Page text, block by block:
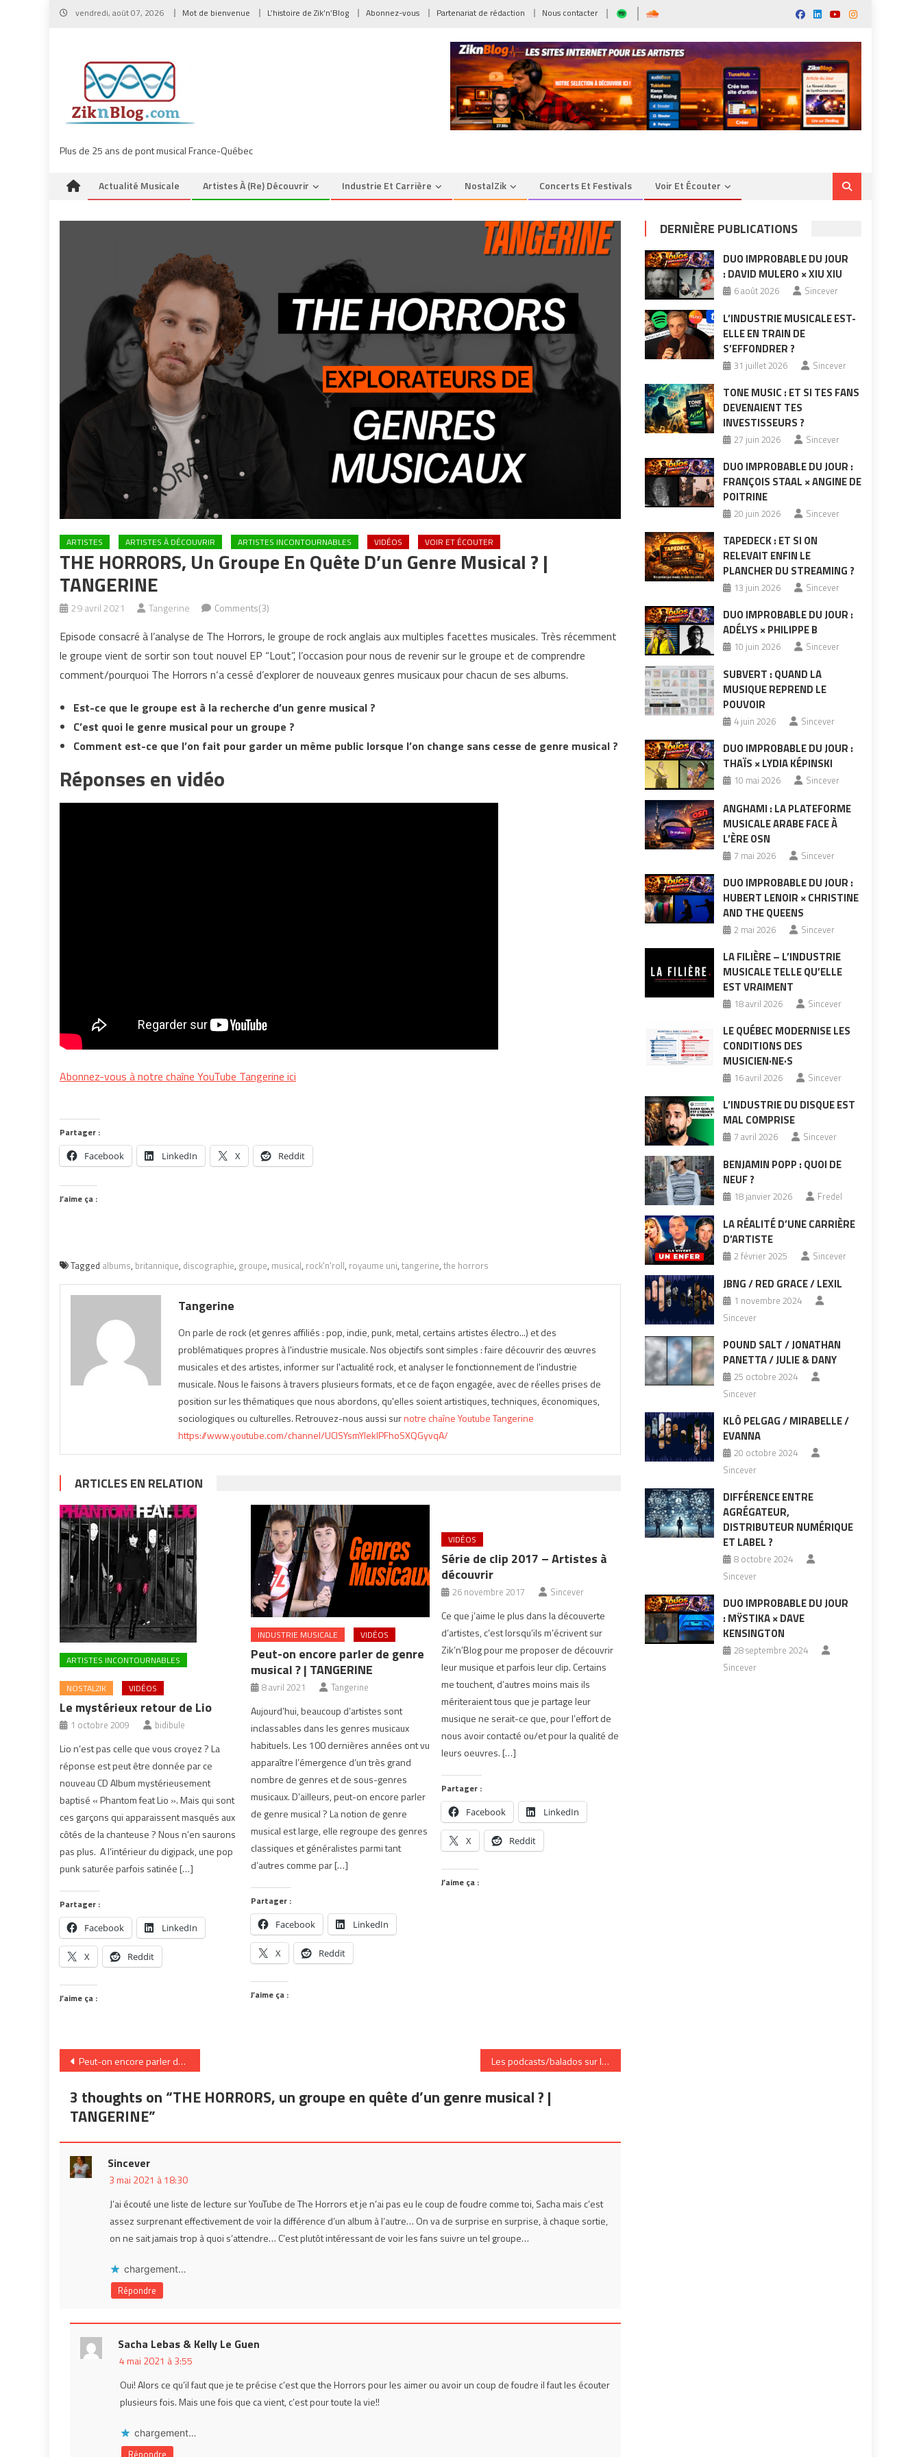
Skip
vendredi, août 07, 2026 Mot de bienvenue L’histoire de Zik’n’Blog Abonnez-vous Partenariat de rédaction Nous contacter
Plus de 25 ans de pont musical France-Québec
Actualité Musicale Artistes À (re) Découvrir Industrie Et Carrière NostalZik Concerts Et Festivals Voir Et Écouter
ARTISTES ARTISTES À DÉCOUVRIR ARTISTES INCONTOURNABLES VIDÉOS VOIR ET ÉCOUTER
THE HORRORS, Un Groupe En Quête D’un Genre Musical ? |
TANGERINE
29 avril 2021 Tangerine Comments(3)
Episode consacré à l’analyse de The Horrors, le groupe de rock anglais aux multiples facettes musicales. Très récemment
le groupe vient de sortir son tout nouvel EP “Lout”, l’occasion pour nous de revenir sur le groupe et de comprendre
comment/pourquoi The Horrors n‘a cessé d’explorer de nouveaux genres musicaux pour chacun de ses albums.
Est-ce que le groupe est à la recherche d’un genre musical ?
C’est quoi le genre musical pour un groupe ?
Comment est-ce que l’on fait pour garder un même public lorsque l’on change sans cesse de genre musical ?
Réponses en vidéo
Abonnez-vous à notre chaîne YouTube Tangerine ici
Partager :
Facebook LinkedIn X Reddit
J’aime ça :
Tagged albums, britannique, discographie, groupe, musical, rock'n'roll, royaume uni, tangerine, the horrors
Tangerine
On parle de rock (et genres affiliés : pop, indie, punk, metal, certains artistes électro...) et des
problématiques propres à l'industrie musicale. Nos objectifs sont simples : faire découvrir des œuvres
musicales et des artistes, informer sur l'actualité rock, et analyser le fonctionnement de l'industrie
musicale. Nous le faisons à travers plusieurs formats, et ce de façon engagée, avec de réelles prises de
position sur les thématiques que nous abordons, qu'elles soient artistiques, techniques, économiques,
sociologiques ou culturelles. Retrouvez-nous aussi surnotre chaîne Youtube Tangerine
https://www.youtube.com/channel/UClSYsmYlekIPFhoSXQGyvqA/
ARTICLES EN RELATION
ARTISTES INCONTOURNABLES
NOSTALZIK VIDÉOS
Le mystérieux retour de Lio
1 octobre 2009 bidibule
Lio n’est pas celle que vous croyez ? La
réponse est peut être donnée par ce
nouveau CD Album mystérieusement
baptisé « Phantom feat Lio ». Mais qui sont
ces garçons qui apparaissent masqués aux
côtés de la chanteuse ? Nous n’en saurons
pas plus. A l’intérieur du digipack, une pop
punk saturée parfois satinée […]
Partager :
Facebook LinkedIn
X Reddit
J’aime ça :
INDUSTRIE MUSICALE VIDÉOS
Peut-on encore parler de genre
musical ? | TANGERINE
8 avril 2021 Tangerine
Aujourd’hui, beaucoup d’artistes sont
inclassables dans les genres musicaux
habituels. Les 100 dernières années ont vu
apparaître l’émergence d’un très grand
nombre de genres et de sous-genres
musicaux. D’ailleurs, peut-on encore parler
de genre musical ? La notion de genre
musical est large, elle regroupe des genres
classiques et généralistes parmi tant
d’autres comme par […]
Partager :
Facebook LinkedIn
X Reddit
J’aime ça :
VIDÉOS
Série de clip 2017 – Artistes à
découvrir
26 novembre 2017 Sincever
Ce que j’aime le plus dans la découverte
d’artistes, c’est lorsqu’ils m’écrivent sur
Zik’n’Blog pour me proposer de découvrir
leur musique et parfois leur clip. Certains
me touchent, d’autres moins mais ils
mériteraient tous que je partage leur
musique ne serait-ce que, pour l’effort de
nous avoir contacté ou/et pour la qualité de
leurs oeuvres. […]
Partager :
Facebook LinkedIn
X Reddit
J’aime ça :
Navigation
de
l’article
Peut-on encore parler de genre musical ? | TANGERINE Les podcasts/balados sur l’industrie musicale
3 thoughts on “THE HORRORS, un groupe en quête d’un genre musical ? |
TANGERINE”
Sincever
3 mai 2021 à 18:30
J’ai écouté une liste de lecture sur YouTube de The Horrors et je n’ai pas eu le coup de foudre comme toi, Sacha mais c’est
assez surprenant effectivement de voir la différence d’un album à l’autre… On va de surprise en surprise, à chaque sortie,
on ne sait jamais trop à quoi s’attendre… C’est plutôt intéressant de voir les fans suivre un tel groupe…
chargement…
Répondre
Sacha Lebas & Kelly Le Guen
4 mai 2021 à 3:55
Oui! Alors ce qu’il faut que je te précise c’est que the Horrors pour les aimer ou avoir un coup de foudre il faut les écouter
plusieurs fois. Mais une fois que ca vient, c’est pour toute la vie!!
chargement…
DERNIÈRE PUBLICATIONS
DUO IMPROBABLE DU JOUR
: DAVID MULERO × XIU XIU
6 août 2026 Sincever
L’INDUSTRIE MUSICALE EST-
ELLE EN TRAIN DE
S’EFFONDRER ?
31 juillet 2026 Sincever
TONE MUSIC : ET SI TES FANS
DEVENAIENT TES
INVESTISSEURS ?
27 juin 2026 Sincever
DUO IMPROBABLE DU JOUR :
FRANÇOIS STAAL × ANGINE DE
POITRINE
20 juin 2026 Sincever
TAPEDECK : ET SI ON
RELEVAIT ENFIN LE
PLANCHER DU STREAMING ?
13 juin 2026 Sincever
DUO IMPROBABLE DU JOUR :
ADÉLYS × PHILIPPE B
10 juin 2026 Sincever
SUBVERT : QUAND LA
MUSIQUE REPREND LE
POUVOIR
4 juin 2026 Sincever
DUO IMPROBABLE DU JOUR :
THAÏS × LYDIA KÉPINSKI
10 mai 2026 Sincever
ANGHAMI : LA PLATEFORME
MUSICALE ARABE FACE À
L’ÈRE OSN
7 mai 2026 Sincever
DUO IMPROBABLE DU JOUR :
HUBERT LENOIR × CHRISTINE
AND THE QUEENS
2 mai 2026 Sincever
LA FILIÈRE – L’INDUSTRIE
MUSICALE TELLE QU’ELLE
EST VRAIMENT
18 avril 2026 Sincever
LE QUÉBEC MODERNISE LES
CONDITIONS DES
MUSICIEN·NE·S
16 avril 2026 Sincever
L’INDUSTRIE DU DISQUE EST
MAL COMPRISE
7 avril 2026 Sincever
BENJAMIN POPP : QUOI DE
NEUF ?
18 janvier 2026 Fredel
LA RÉALITÉ D’UNE CARRIÈRE
D’ARTISTE
2 février 2025 Sincever
JBNG / RED GRACE / LEXIL
1 novembre 2024
Sincever
POUND SALT / JONATHAN
PANETTA / JULIE & DANY
25 octobre 2024
Sincever
KLÔ PELGAG / MIRABELLE /
EVANNA
20 octobre 2024
Sincever
DIFFÉRENCE ENTRE
AGRÉGATEUR,
DISTRIBUTEUR NUMÉRIQUE
ET LABEL ?
8 octobre 2024
Sincever
DUO IMPROBABLE DU JOUR
: MŸSTIKA × DAVE
KENSINGTON
28 septembre 2024
Sincever